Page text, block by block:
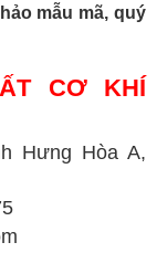
mẫu mã, quý
CƠ KHÍ
Hưng Hòa A,